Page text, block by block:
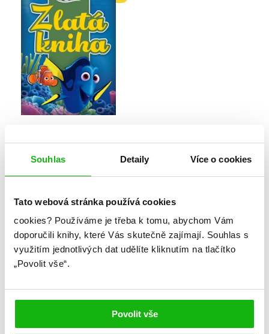
Souhlas Detaily Více o cookies
Tato webová stránka používá cookies
cookies? Používáme je třeba k tomu, abychom Vám
doporučili knihy, které Vás skutečně zajímají. Souhlas s
využitím jednotlivých dat udělíte kliknutím na tlačítko
„Povolit vše“.
Povolit vše
1